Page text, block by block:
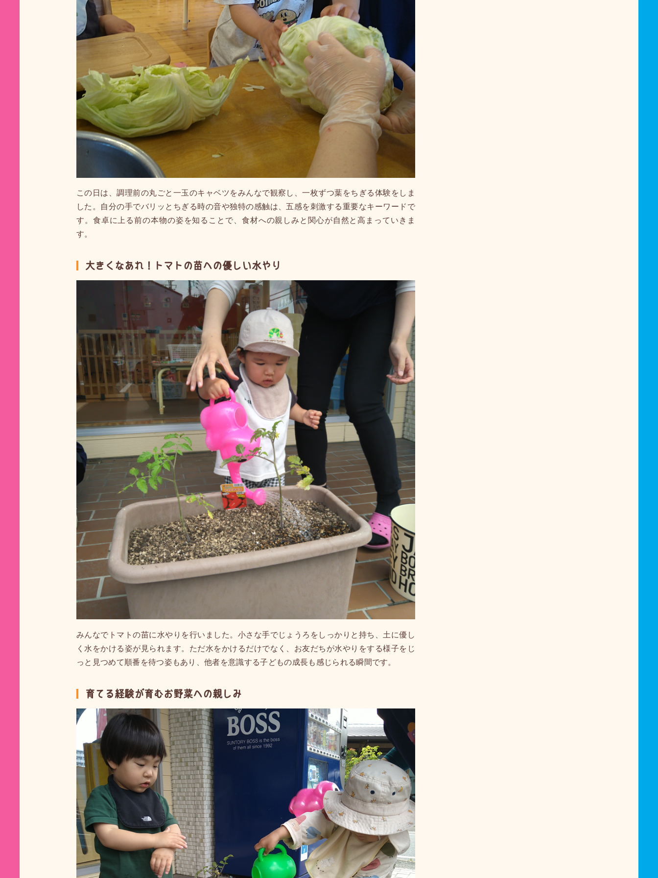
この日は、調理前の丸ごと一玉のキャベツをみんなで観察し、一枚ずつ葉をちぎる体験をしま
した。自分の手でバリッとちぎる時の音や独特の感触は、五感を刺激する重要なキーワードで
す。食卓に上る前の本物の姿を知ることで、食材への親しみと関心が自然と高まっていきま
す。
大きくなあれ！トマトの苗への優しい水やり
みんなでトマトの苗に水やりを行いました。小さな手でじょうろをしっかりと持ち、土に優し
く水をかける姿が見られます。ただ水をかけるだけでなく、お友だちが水やりをする様子をじ
っと見つめて順番を待つ姿もあり、他者を意識する子どもの成長も感じられる瞬間です。
育てる経験が育むお野菜への親しみ